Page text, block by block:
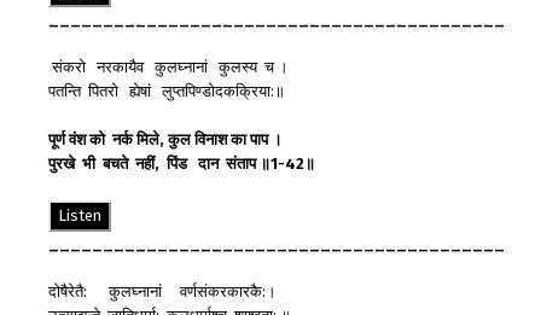
संकरो नरकायैव कुलघ्नानां कुलस्य च ।
पतन्ति पितरो ह्येषां लुप्तपिण्डोदकक्रिया:॥
पूर्ण वंश को नर्क मिले,कुल विनाश का पाप ।
पुरखे भी बचते नहीं,पिंड दान संताप ॥1-42 ॥
Listen
दोषैरेतै: कुलघ्नानां वर्णसंकरकारकै:।